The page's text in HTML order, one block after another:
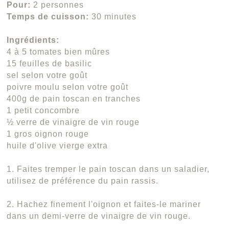
Pour: 2 personnes
Temps de cuisson: 30 minutes
Ingrédients:
4 à 5 tomates bien mûres
15 feuilles de basilic
sel selon votre goût
poivre moulu selon votre goût
400g de pain toscan en tranches
1 petit concombre
½ verre de vinaigre de vin rouge
1 gros oignon rouge
huile d'olive vierge extra
1. Faites tremper le pain toscan dans un saladier,
utilisez de préférence du pain rassis.
2. Hachez finement l'oignon et faites-le mariner
dans un demi-verre de vinaigre de vin rouge.